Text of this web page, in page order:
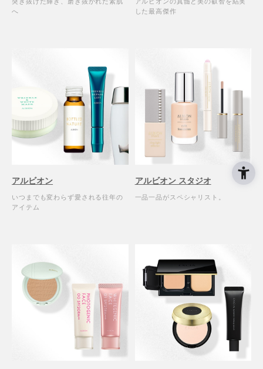
へ
した最高傑作
アルビオン
いつまでも変わらず愛される往年の
アイテム
アルビオン スタジオ
一品一品がスペシャリスト。